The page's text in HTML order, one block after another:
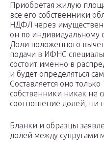
Приобретая жилую
все его собственники
НДФЛ через
он по
Доли положенного
подачи в ИФНС
состоит именно в
и будет определяться
Составляется оно
собственники никак не
соотношение долей, ни
Бланки и образцы
долей между супругами